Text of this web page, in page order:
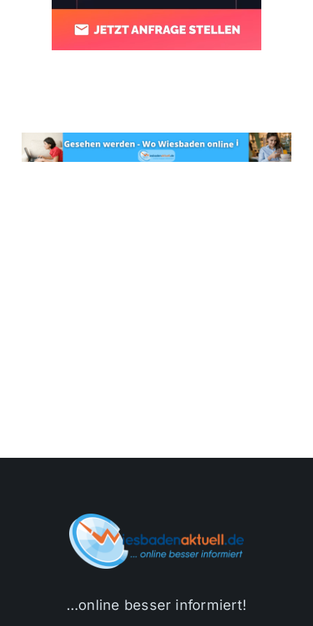
…online besser informiert!